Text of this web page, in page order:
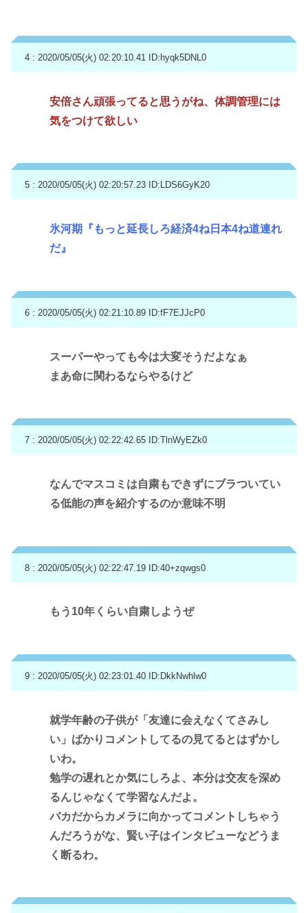
4 : 2020/05/05(火) 02:20:10.41 ID:hyqk5DNL0
安倍さん頑張ってると思うがね、体調管理には
気をつけて欲しい
5 : 2020/05/05(火) 02:20:57.23 ID:LDS6GyK20
氷河期『もっと延長しろ経済4ね日本4ね道連れ
だ』
6 : 2020/05/05(火) 02:21:10.89 ID:fF7EJJcP0
スーパーやっても今は大変そうだよなぁ
まあ命に関わるならやるけど
7 : 2020/05/05(火) 02:22:42.65 ID:TlnWyEZk0
なんでマスコミは自粛もできずにブラついてい
る低能の声を紹介するのか意味不明
8 : 2020/05/05(火) 02:22:47.19 ID:40+zqwgs0
もう10年くらい自粛しようぜ
9 : 2020/05/05(火) 02:23:01.40 ID:DkkNwhlw0
就学年齢の子供が「友達に会えなくてさみし
い」ばかりコメントしてるの見てるとはずかし
いわ。
勉学の遅れとか気にしろよ、本分は交友を深め
るんじゃなくて学習なんだよ。
バカだからカメラに向かってコメントしちゃう
んだろうがな、賢い子はインタビューなどうま
く断るわ。